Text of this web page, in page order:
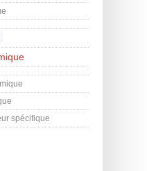
spécifique